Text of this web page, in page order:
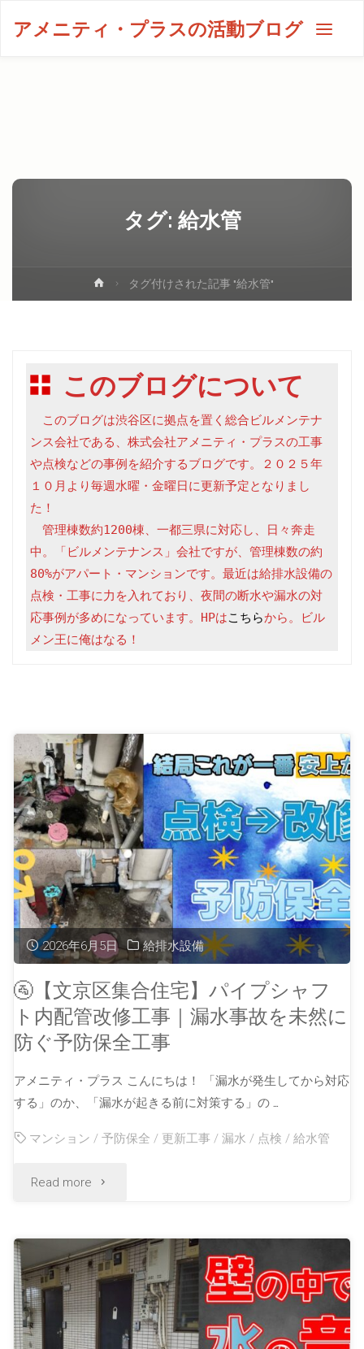
アメニティ・プラスの活動ブログ
タグ: 給水管
タグ付けされた記事 "給水管"
このブログについて
このブログは渋谷区に拠点を置く総合ビルメンテナ
ンス会社である、株式会社アメニティ・プラスの工事
や点検などの事例を紹介するブログです。２０２５年
１０月より毎週水曜・金曜日に更新予定となりまし
た！
管理棟数約1200棟、一都三県に対応し、日々奔走
中。「ビルメンテナンス」会社ですが、管理棟数の約
80%がアパート・マンションです。最近は給排水設備の
点検・工事に力を入れており、夜間の断水や漏水の対
応事例が多めになっています。HPはこちらから。ビル
メン王に俺はなる！
2026年6月5日 給排水設備
🚰【文京区集合住宅】パイプシャフ
ト内配管改修工事｜漏水事故を未然に
防ぐ予防保全工事
アメニティ・プラス こんにちは！ 「漏水が発生してから対応
する」のか、「漏水が起きる前に対策する」の …
マンション /予防保全 / 更新工事 /漏水 / 点検 /給水管
Read more